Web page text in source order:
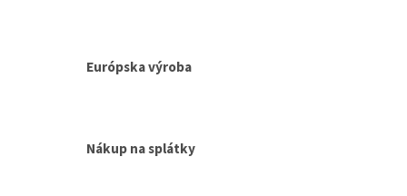
Európska výroba
Nákup na splátky